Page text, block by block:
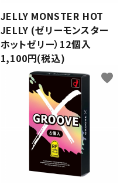
JELLY MONSTER HOT
JELLY (ゼリーモンスター
ホットゼリー）12個入
1,100円(税込)
favorite